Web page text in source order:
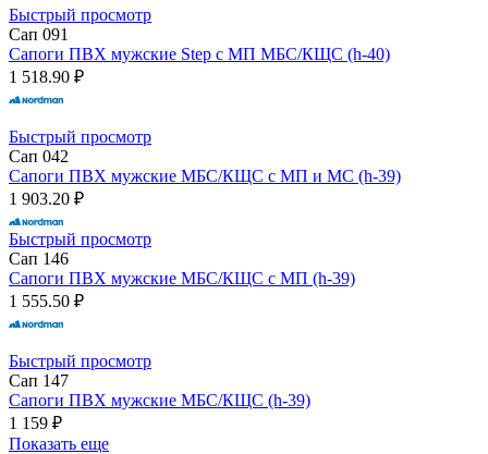
Быстрый просмотр
Сап 091
Сапоги ПВХ мужские Step с МП МБС/КЩС (h-40)
1 518.90 ₽
Быстрый просмотр
Сап 042
Сапоги ПВХ мужские МБС/КЩС с МП и МС (h-39)
1 903.20 ₽
Быстрый просмотр
Сап 146
Сапоги ПВХ мужские МБС/КЩС с МП (h-39)
1 555.50 ₽
Быстрый просмотр
Сап 147
Сапоги ПВХ мужские МБС/КЩС (h-39)
1 159 ₽
Показать еще